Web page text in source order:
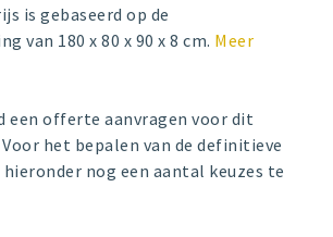
is gebaseerd op de
van 180 x 80 x 90 x 8 cm. Meer
een offerte aanvragen voor dit
het bepalen van de definitieve
nog een aantal keuzes te